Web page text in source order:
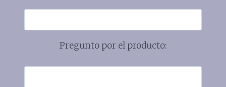
Pregunto por el producto: